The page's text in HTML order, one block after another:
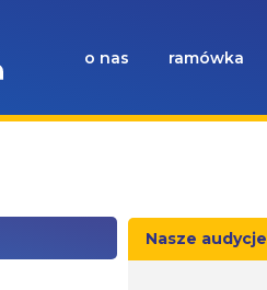
o nas ramówka
Nasze audycje